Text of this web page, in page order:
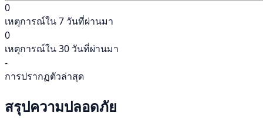
0
เหตุการณ์ใน 7 วันที่ผ่านมา
0
เหตุการณ์ใน 30 วันที่ผ่านมา
-
การปรากฏตัวล่าสุด
สรุปความปลอดภัย